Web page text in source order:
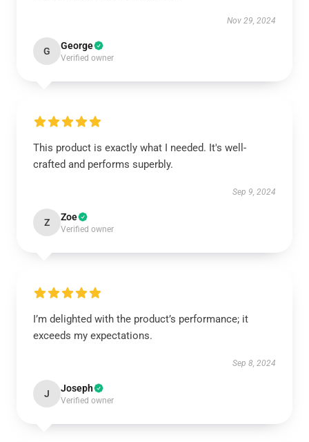
Nov 29, 2024
G George
Verified owner
This product is exactly what I needed. It's well-
crafted and performs superbly.
Sep 9, 2024
Z Zoe
Verified owner
I’m delighted with the product’s performance; it
exceeds my expectations.
Sep 8, 2024
J Joseph
Verified owner